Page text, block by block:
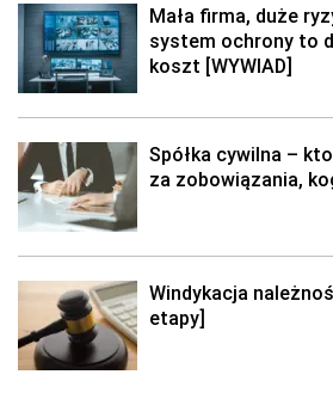
Mała firma, duże
system ochrony to
koszt [WYWIAD]
Spółka cywilna –
za zobowiązania,
Windykacja
etapy]